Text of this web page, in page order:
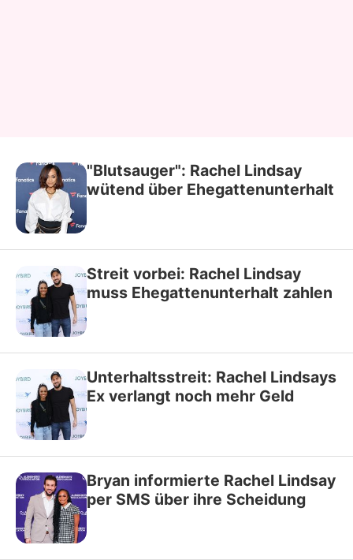
"Blutsauger": Rachel Lindsay
wütend über Ehegattenunterhalt
Streit vorbei: Rachel Lindsay
muss Ehegattenunterhalt zahlen
Unterhaltsstreit: Rachel Lindsays
Ex verlangt noch mehr Geld
Bryan informierte Rachel Lindsay
per SMS über ihre Scheidung